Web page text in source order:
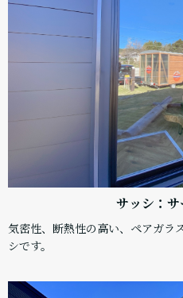
サッシ：
気密性、断熱性の高い、ペアガラ
シです。